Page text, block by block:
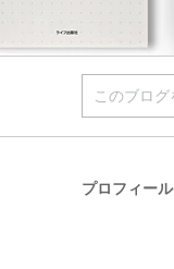
プロフィール